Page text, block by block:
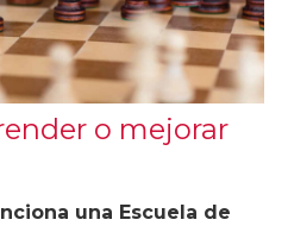
o mejorar
una Escuela de